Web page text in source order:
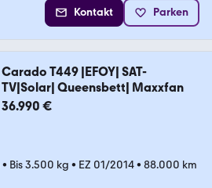
Kontakt Parken
Carado T449 |EFOY| SAT-
TV|Solar| Queensbett| Maxxfan
36.990 €
• Bis 3.500 kg • EZ 01/2014• 88.000 km